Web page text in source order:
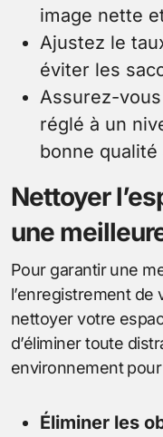
image nette
Ajustez le
éviter les
Assurez-
réglé à un
bonne qualité
Nettoyer
une
Pour garantir une
l’enregistrement de
nettoyer votre
d’éliminer toute
environnement
Éliminer les